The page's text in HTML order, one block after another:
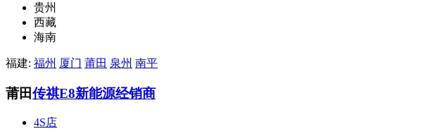
贵州
西藏
海南
福建: 福州 厦门 莆田 泉州 南平
莆田传祺E8新能源经销商
4S店